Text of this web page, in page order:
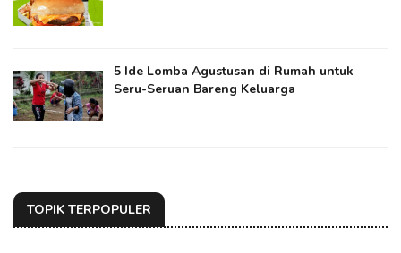
5 Ide Lomba Agustusan di Rumah untuk
Seru-Seruan Bareng Keluarga
TOPIK TERPOPULER